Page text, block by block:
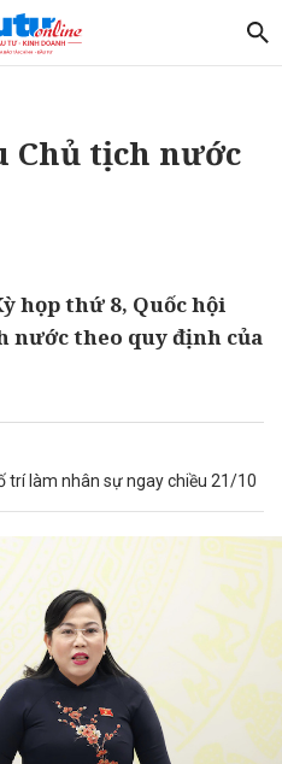
Chủ tịch nước
họp thứ 8, Quốc hội
nước theo quy định của
trí làm nhân sự ngay chiều 21/10